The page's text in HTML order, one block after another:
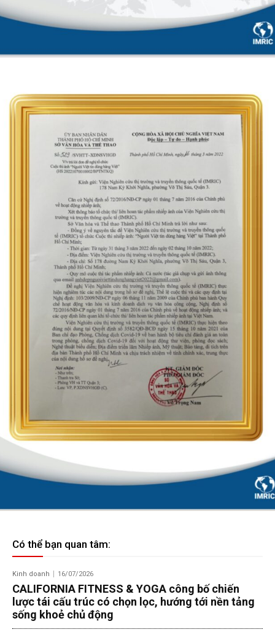
Có thể bạn quan tâm:
Kinh doanh 16/07/2026
CALIFORNIA FITNESS & YOGA công bố chiến
lược tái cấu trúc có chọn lọc, hướng tới nền tảng
sống khoẻ chủ động